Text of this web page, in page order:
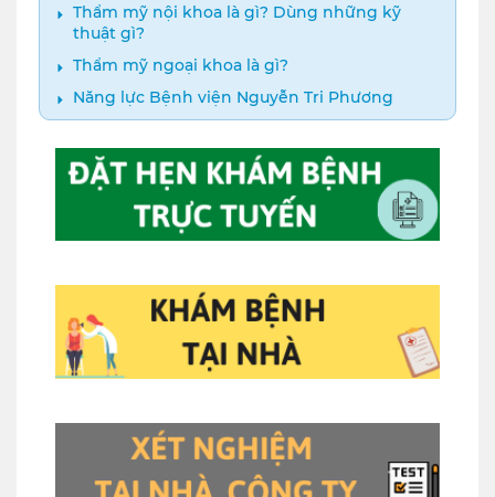
Thẩm mỹ nội khoa là gì? Dùng những kỹ
thuật gì?
Thẩm mỹ ngoại khoa là gì?
Năng lực Bệnh viện Nguyễn Tri Phương